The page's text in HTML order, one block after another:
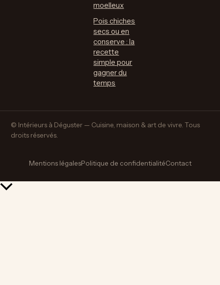
moelleux
Pois chiches
secs ou en
conserve : la
recette
simple pour
gagner du
temps
© Intérieurs à Déguster — Cuisine, maison & art de vivre. Tous
droits réservés.
Mentions légalesPolitique de confidentialitéContact